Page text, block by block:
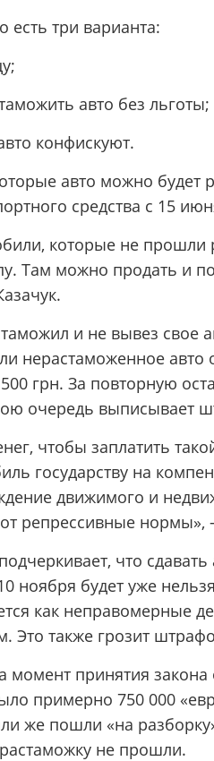
есть три варианта:
авто без льготы;
конфискуют.
авто можно будет
средства с 15
которые не
Там можно продать и
и не вывез свое
нерастаможенное авто
грн. За повторную
очередь выписывает
чтобы заплатить
государству на
движимого и
репрессивные нормы»,
что
ноября будет уже
как неправомерные
Это также грозит
момент принятия
примерно 750 000
же пошли «на
не прошли.